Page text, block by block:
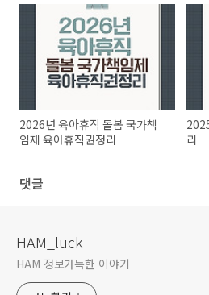
2026년 육아휴직 돌봄 국가책
임제 육아휴직권정리
리
댓글
HAM_luck
HAM 정보가득한 이야기